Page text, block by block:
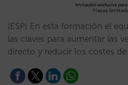
(ESP) En esta formación el
las claves para aumentar las
directo y reducir los costes